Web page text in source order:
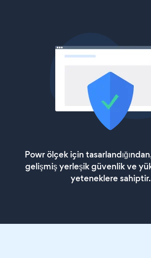
Powr ölçek için
gelişmiş yerleşik güvenlik ve
yeteneklere sahiptir.